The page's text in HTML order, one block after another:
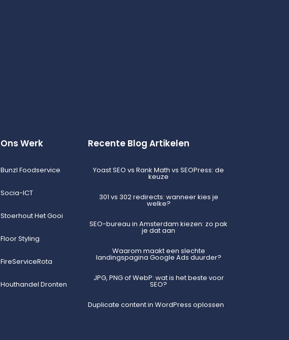
Ons Werk
Bunzl Foodservice
Socia-ICT
Stoerhout Het Gooi
Floor Styling
FireServiceRota
Houthandel Dronten
Recente Blog Artikelen
Yoast SEO vs Rank Math vs SEOPress: de
keuze
301 vs 302 redirects: wanneer kies je
welke?
SEO-bureau in Amsterdam kiezen: zo pak
je dat aan
Waarom maakt een slechte
landingspagina Google Ads duurder?
JPG, PNG of WebP: wat is het beste voor
SEO?
Duplicate content in WordPress oplossen